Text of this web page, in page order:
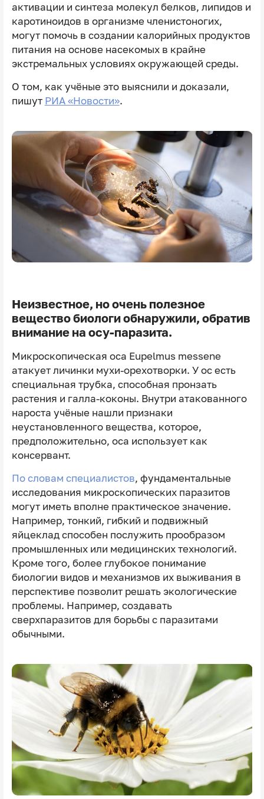
активации и синтеза молекул белков, липидов и
каротиноидов в организме членистоногих,
могут помочь в создании калорийных продуктов
питания на основе насекомых в крайне
экстремальных условиях окружающей среды.
О том, как учёные это выяснили и доказали,
пишут РИА «Новости».
Неизвестное, но очень полезное
вещество биологи обнаружили, обратив
внимание на осу-паразита.
Микроскопическая оса Eupelmus messene
атакует личинки мухи-орехотворки. У ос есть
специальная трубка, способная пронзать
растения и галла-коконы. Внутри атакованного
нароста учёные нашли признаки
неустановленного вещества, которое,
предположительно, оса использует как
консервант.
По словам специалистов, фундаментальные
исследования микроскопических паразитов
могут иметь вполне практическое значение.
Например, тонкий, гибкий и подвижный
яйцеклад способен послужить прообразом
промышленных или медицинских технологий.
Кроме того, более глубокое понимание
биологии видов и механизмов их выживания в
перспективе позволит решать экологические
проблемы. Например, создавать
сверхпаразитов для борьбы с паразитами
обычными.